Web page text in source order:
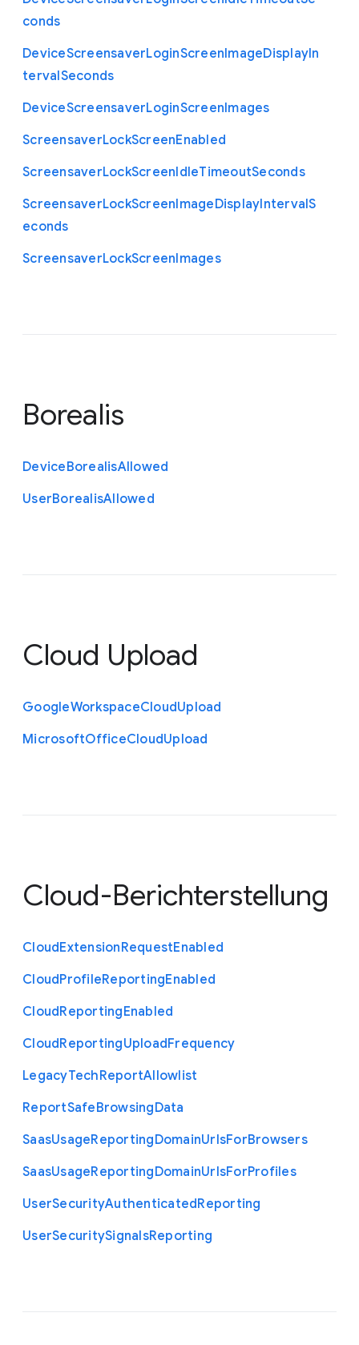
conds
DeviceScreensaverLoginScreenImageDisplayIn
tervalSeconds
DeviceScreensaverLoginScreenImages
ScreensaverLockScreenEnabled
ScreensaverLockScreenIdleTimeoutSeconds
ScreensaverLockScreenImageDisplayIntervalS
econds
ScreensaverLockScreenImages
Borealis
DeviceBorealisAllowed
UserBorealisAllowed
Cloud Upload
GoogleWorkspaceCloudUpload
MicrosoftOfficeCloudUpload
Cloud-Berichterstellung
CloudExtensionRequestEnabled
CloudProfileReportingEnabled
CloudReportingEnabled
CloudReportingUploadFrequency
LegacyTechReportAllowlist
ReportSafeBrowsingData
SaasUsageReportingDomainUrlsForBrowsers
SaasUsageReportingDomainUrlsForProfiles
UserSecurityAuthenticatedReporting
UserSecuritySignalsReporting